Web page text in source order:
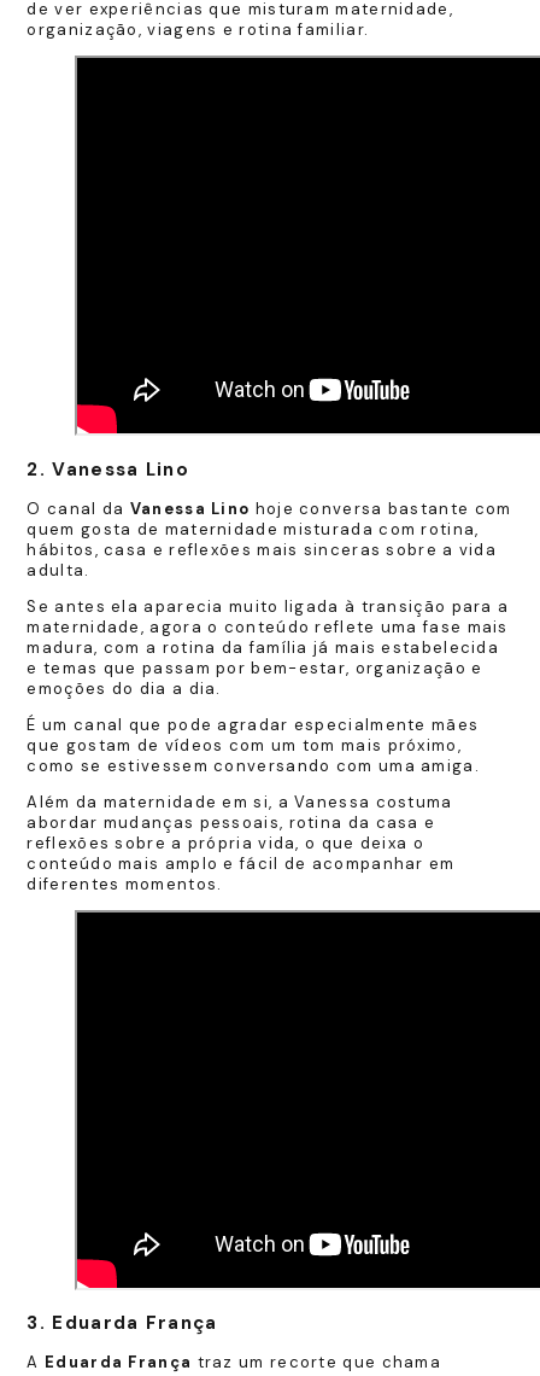
de ver experiências que misturam maternidade,
organização, viagens e rotina familiar.
2. Vanessa Lino
O canal da Vanessa Lino hoje conversa bastante com
quem gosta de maternidade misturada com rotina,
hábitos, casa e reflexões mais sinceras sobre a vida
adulta.
Se antes ela aparecia muito ligada à transição para a
maternidade, agora o conteúdo reflete uma fase mais
madura, com a rotina da família já mais estabelecida
e temas que passam por bem-estar, organização e
emoções do dia a dia.
É um canal que pode agradar especialmente mães
que gostam de vídeos com um tom mais próximo,
como se estivessem conversando com uma amiga.
Além da maternidade em si, a Vanessa costuma
abordar mudanças pessoais, rotina da casa e
reflexões sobre a própria vida, o que deixa o
conteúdo mais amplo e fácil de acompanhar em
diferentes momentos.
3. Eduarda França
A Eduarda França traz um recorte que chama